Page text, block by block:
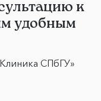
к
удобным
СПбГУ»